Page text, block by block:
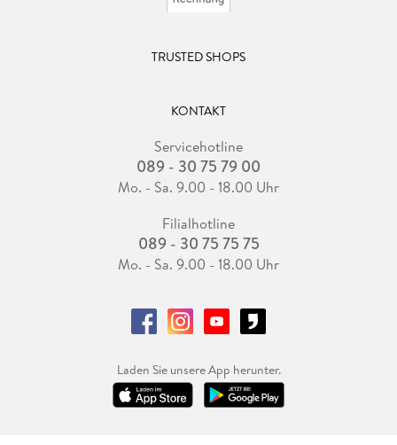
TRUSTED SHOPS
KONTAKT
Servicehotline
089 - 30 75 79 00
Mo. - Sa. 9.00 - 18.00 Uhr
Filialhotline
089 - 30 75 75 75
Mo. - Sa. 9.00 - 18.00 Uhr
Laden Sie unsere App herunter.